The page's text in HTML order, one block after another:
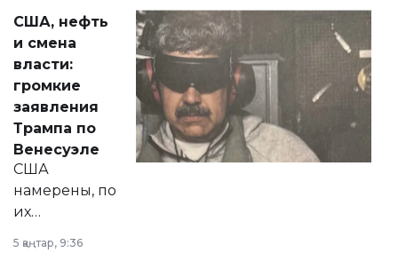
актуальных тем —
от слухов о
политических
реформах до
вопросов армии,
экономики и
личного здоровья.
США, нефть
и смена
власти:
громкие
заявления
Трампа по
Венесуэле
США
намерены, по
их
принести
5 қаңтар, 9:36